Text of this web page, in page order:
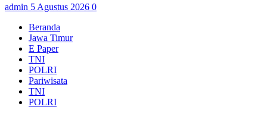
admin 5 Agustus 2026 0
Beranda
Jawa Timur
E Paper
TNI
POLRI
Pariwisata
TNI
POLRI